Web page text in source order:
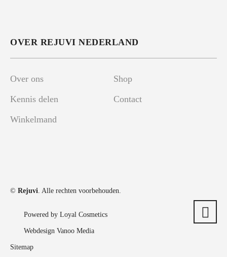
OVER REJUVI NEDERLAND
Over ons
Shop
Kennis delen
Contact
Winkelmand
© Rejuvi . Alle rechten voorbehouden.
Powered by Loyal Cosmetics
Webdesign Vanoo Media
Sitemap